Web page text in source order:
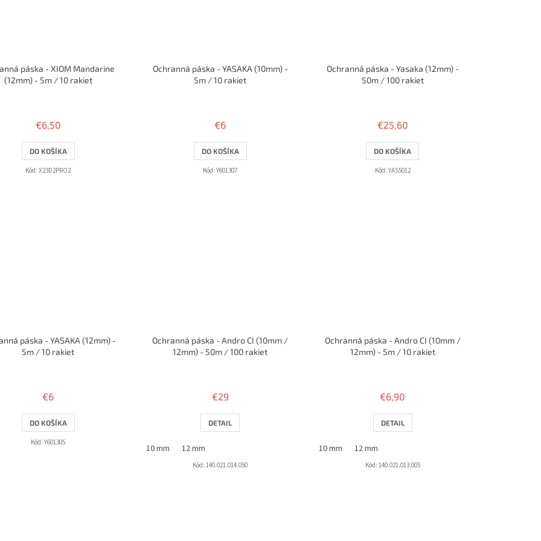
páska - XIOM Mandarine
(12mm) - 5m / 10 rakiet
€6,50
DO KOŠÍKA
Kód:X23D2PRO2
Ochranná páska - YASAKA (10mm) -
5m / 10 rakiet
€6
DO KOŠÍKA
Kód:Y601307
Ochranná páska - Yasaka (12mm) -
50m / 100 rakiet
€25,60
DO KOŠÍKA
Kód: YAS5012
páska - YASAKA (12mm) -
5m / 10 rakiet
€6
DO KOŠÍKA
Kód:Y601305
Ochranná páska - Andro CI (10mm /
12mm) - 50m / 100 rakiet
€29
DETAIL
10 mm 12 mm
Kód:140.021.014.050
Ochranná páska - Andro CI (10mm /
12mm) - 5m / 10 rakiet
€6,90
DETAIL
10 mm 12 mm
Kód: 140.021.013.005